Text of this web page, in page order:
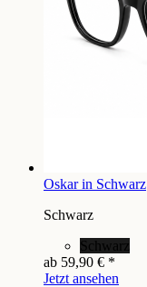
Oskar in Schwarz
Schwarz
Schwarz
ab 59,90 € *
Jetzt ansehen